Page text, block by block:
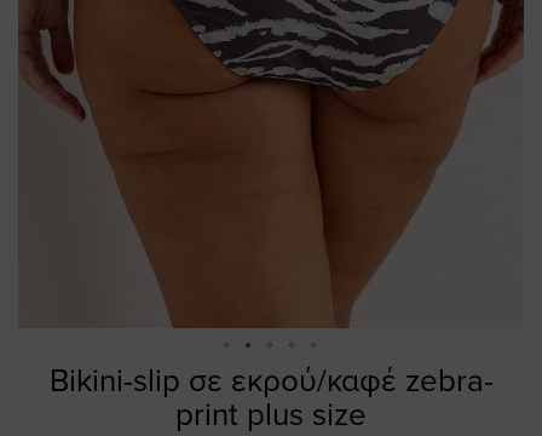
Bikini-slip σε εκρού/καφέ zebra-
print plus size
Skip